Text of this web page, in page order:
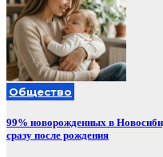
Общество
99% новорожденных в
сразу после рождения